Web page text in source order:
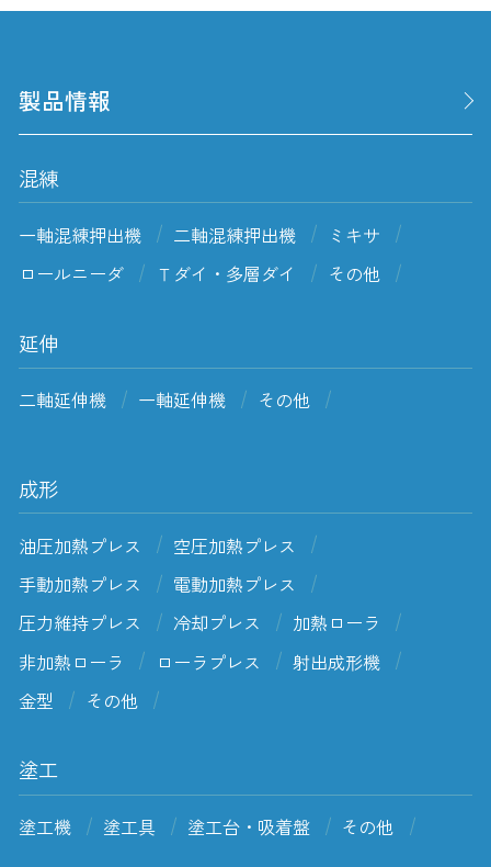
製品情報
混練
一軸混練押出機 二軸混練押出機
ミキサ
ロールニーダ
Ｔダイ・多層ダイ その他
延伸
二軸延伸機 一軸延伸機 その他
成形
油圧加熱プレス
空圧加熱プレス
手動加熱プレス
電動加熱プレス
圧力維持プレス
冷却プレス
加熱ローラ
非加熱ローラ
ローラプレス
射出成形機
金型
その他
塗工
塗工機 塗工具 塗工台・吸着盤 その他